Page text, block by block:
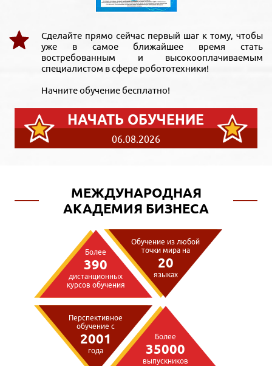
Сделайте прямо сейчас первый шаг к тому, чтобы
уже в самое ближайшее время стать
востребованным и высокооплачиваемым
специалистом в сфере робототехники!
Начните обучение бесплатно!
НАЧАТЬ ОБУЧЕНИЕ
06.08.2026
МЕЖДУНАРОДНАЯ
АКАДЕМИЯ БИЗНЕСА
Более
390
дистанционных
курсов обучения
Обучение из любой
точки мира на
20
языках
Перспективное
обучение с
2001
года
Более
35000
выпускников